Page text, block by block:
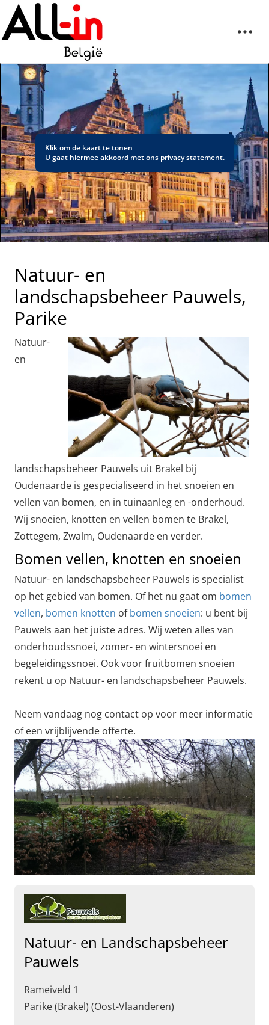
Klik om de kaart te tonen
U gaat hiermee akkoord met ons privacy statement.
Natuur- en
landschapsbeheer Pauwels,
Parike
Natuur-
en
landschapsbeheer Pauwels uit Brakel bij
Oudenaarde is gespecialiseerd in het snoeien en
vellen van bomen, en in tuinaanleg en -onderhoud.
Wij snoeien, knotten en vellen bomen te Brakel,
Zottegem, Zwalm, Oudenaarde en verder.
Bomen vellen, knotten en snoeien
Natuur- en landschapsbeheer Pauwels is specialist
op het gebied van bomen. Of het nu gaat om bomen
vellen, bomen knotten ofbomen snoeien: u bent bij
Pauwels aan het juiste adres. Wij weten alles van
onderhoudssnoei, zomer- en wintersnoei en
begeleidingssnoei. Ook voor fruitbomen snoeien
rekent u op Natuur- en landschapsbeheer Pauwels.
Neem vandaag nog contact op voor meer informatie
of een vrijblijvende offerte.
Natuur- en Landschapsbeheer
Pauwels
Rameiveld 1
Parike (Brakel) (Oost-Vlaanderen)